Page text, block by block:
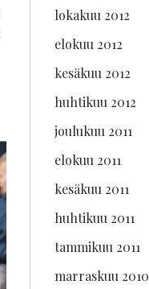
lokakuu 2012
elokuu 2012
kesäkuu 2012
huhtikuu 2012
joulukuu 2011
elokuu 2011
kesäkuu 2011
huhtikuu 2011
tammikuu 2011
marraskuu 2010